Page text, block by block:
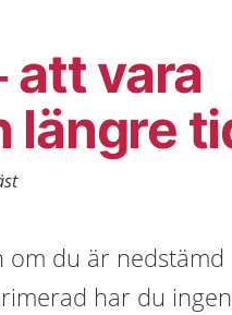
att vara
längre
om du är
har du